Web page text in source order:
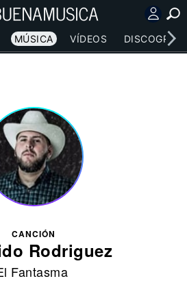
MÚSICA VÍDEOS
CANCIÓN
Rodriguez
Fantasma